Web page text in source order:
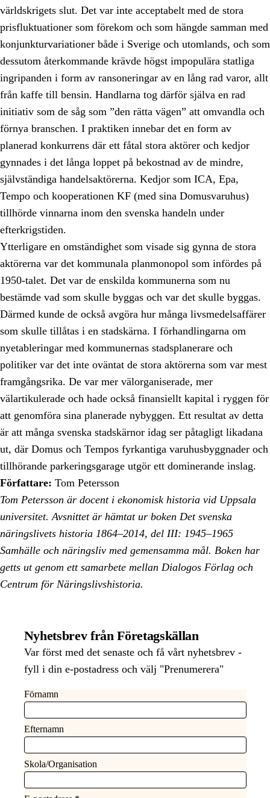
världskrigets slut. Det var inte acceptabelt med de stora
prisfluktuationer som förekom och som hängde samman med
konjunkturvariationer både i Sverige och utomlands, och som
dessutom återkommande krävde högst impopulära statliga
ingripanden i form av ransoneringar av en lång rad varor, allt
från kaffe till bensin. Handlarna tog därför själva en rad
initiativ som de såg som ”den rätta vägen” att omvandla och
förnya branschen. I praktiken innebar det en form av
planerad konkurrens där ett fåtal stora aktörer och kedjor
gynnades i det långa loppet på bekostnad av de mindre,
självständiga handelsaktörerna. Kedjor som ICA, Epa,
Tempo och kooperationen KF (med sina Domusvaruhus)
tillhörde vinnarna inom den svenska handeln under
efterkrigstiden.
Ytterligare en omständighet som visade sig gynna de stora
aktörerna var det kommunala planmonopol som infördes på
1950-talet. Det var de enskilda kommunerna som nu
bestämde vad som skulle byggas och var det skulle byggas.
Därmed kunde de också avgöra hur många livsmedelsaffärer
som skulle tillåtas i en stadskärna. I förhandlingarna om
nyetableringar med kommunernas stadsplanerare och
politiker var det inte oväntat de stora aktörerna som var mest
framgångsrika. De var mer välorganiserade, mer
välartikulerade och hade också finansiellt kapital i ryggen för
att genomföra sina planerade nybyggen. Ett resultat av detta
är att många svenska stadskärnor idag ser påtagligt likadana
ut, där Domus och Tempos fyrkantiga varuhusbyggnader och
tillhörande parkeringsgarage utgör ett dominerande inslag.
Författare: Tom Petersson
Tom Petersson är docent i ekonomisk historia vid Uppsala
universitet. Avsnittet är hämtat ur boken Det svenska
näringslivets historia 1864–2014, del III: 1945–1965
Samhälle och näringsliv med gemensamma mål. Boken har
getts ut genom ett samarbete mellan Dialogos Förlag och
Centrum för Näringslivshistoria.
Nyhetsbrev från Företagskällan
Var först med det senaste och få vårt nyhetsbrev -
fyll i din e-postadress och välj "Prenumerera"